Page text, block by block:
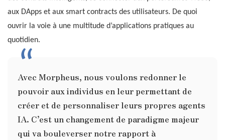
aux DApps et aux smart contracts des utilisateurs. De quoi
ouvrir la voie à une multitude d’applications pratiques au
quotidien.
Avec Morpheus, nous voulons redonner le
pouvoir aux individus en leur permettant de
créer et de personnaliser leurs propres agents
IA. C’est un changement de paradigme majeur
qui va bouleverser notre rapport à